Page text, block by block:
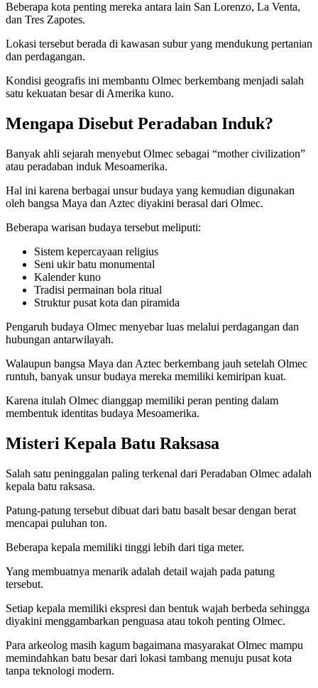
Beberapa kota penting mereka antara lain San Lorenzo, La Venta,
dan Tres Zapotes.
Lokasi tersebut berada di kawasan subur yang mendukung pertanian
dan perdagangan.
Kondisi geografis ini membantu Olmec berkembang menjadi salah
satu kekuatan besar di Amerika kuno.
Mengapa Disebut Peradaban Induk?
Banyak ahli sejarah menyebut Olmec sebagai “mother civilization”
atau peradaban induk Mesoamerika.
Hal ini karena berbagai unsur budaya yang kemudian digunakan
oleh bangsa Maya dan Aztec diyakini berasal dari Olmec.
Beberapa warisan budaya tersebut meliputi:
Sistem kepercayaan religius
Seni ukir batu monumental
Kalender kuno
Tradisi permainan bola ritual
Struktur pusat kota dan piramida
Pengaruh budaya Olmec menyebar luas melalui perdagangan dan
hubungan antarwilayah.
Walaupun bangsa Maya dan Aztec berkembang jauh setelah Olmec
runtuh, banyak unsur budaya mereka memiliki kemiripan kuat.
Karena itulah Olmec dianggap memiliki peran penting dalam
membentuk identitas budaya Mesoamerika.
Misteri Kepala Batu Raksasa
Salah satu peninggalan paling terkenal dari Peradaban Olmec adalah
kepala batu raksasa.
Patung-patung tersebut dibuat dari batu basalt besar dengan berat
mencapai puluhan ton.
Beberapa kepala memiliki tinggi lebih dari tiga meter.
Yang membuatnya menarik adalah detail wajah pada patung
tersebut.
Setiap kepala memiliki ekspresi dan bentuk wajah berbeda sehingga
diyakini menggambarkan penguasa atau tokoh penting Olmec.
Para arkeolog masih kagum bagaimana masyarakat Olmec mampu
memindahkan batu besar dari lokasi tambang menuju pusat kota
tanpa teknologi modern.